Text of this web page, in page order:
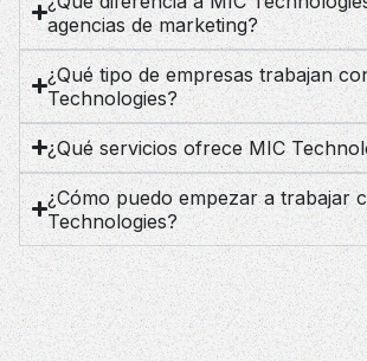
agencias de marketing?
¿Qué tipo de empresas trabajan
Technologies?
¿Qué servicios ofrece MIC
¿Cómo puedo empezar a trabajar
Technologies?